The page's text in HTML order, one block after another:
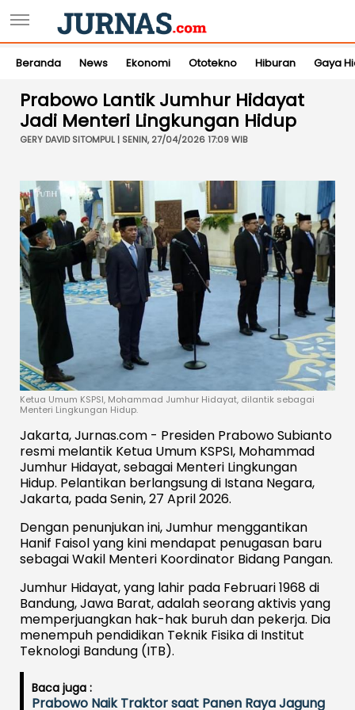
Beranda News Ekonomi Ototekno Hiburan Gaya
Prabowo Lantik Jumhur Hidayat
Jadi Menteri Lingkungan Hidup
GERY DAVID SITOMPUL | SENIN, 27/04/2026 17:09 WIB
Ketua Umum KSPSI, Mohammad Jumhur Hidayat, dilantik sebagai
Menteri Lingkungan Hidup.
Jakarta, Jurnas.com - Presiden Prabowo Subianto
resmi melantik Ketua Umum KSPSI, Mohammad
Jumhur Hidayat, sebagai Menteri Lingkungan
Hidup. Pelantikan berlangsung di Istana Negara,
Jakarta, pada Senin, 27 April 2026.
Dengan penunjukan ini, Jumhur menggantikan
Hanif Faisol yang kini mendapat penugasan baru
sebagai Wakil Menteri Koordinator Bidang Pangan.
Jumhur Hidayat, yang lahir pada Februari 1968 di
Bandung, Jawa Barat, adalah seorang aktivis yang
memperjuangkan hak-hak buruh dan pekerja. Dia
menempuh pendidikan Teknik Fisika di Institut
Teknologi Bandung (ITB).
Baca juga :
Prabowo Naik Traktor saat Panen Raya Jagung